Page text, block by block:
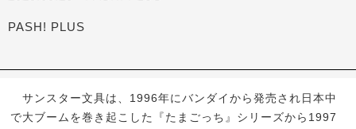
PASH! PLUS
サンスター文具は、1996年にバンダイから発売され日本中
で大ブームを巻き起こした『たまごっち』シリーズから1997